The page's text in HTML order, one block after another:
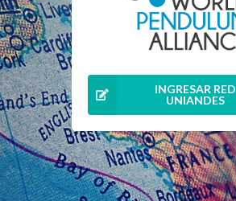
INGRESAR RED
UNIANDES